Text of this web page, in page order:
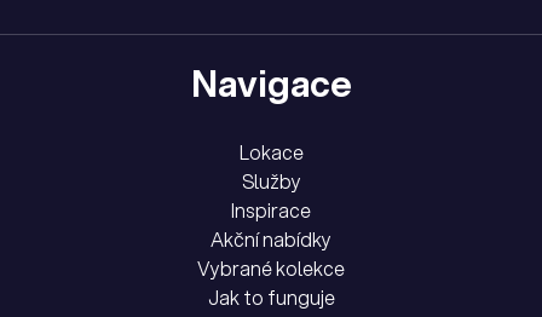
Navigace
Lokace
Služby
Inspirace
Akční nabídky
Vybrané kolekce
Jak to funguje